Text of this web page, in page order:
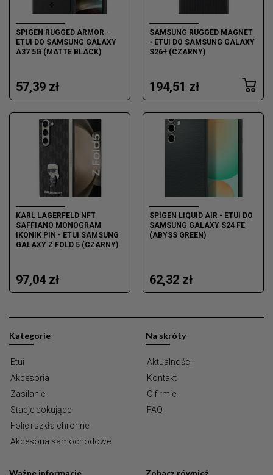
SPIGEN RUGGED ARMOR -
ETUI DO SAMSUNG GALAXY
A37 5G (MATTE BLACK)
57,39 zł
SAMSUNG RUGGED MAGNET
- ETUI DO SAMSUNG GALAXY
S26+ (CZARNY)
194,51 zł
KARL LAGERFELD NFT
SAFFIANO MONOGRAM
IKONIK PIN - ETUI SAMSUNG
GALAXY Z FOLD 5 (CZARNY)
97,04 zł
SPIGEN LIQUID AIR - ETUI DO
SAMSUNG GALAXY S24 FE
(ABYSS GREEN)
62,32 zł
Kategorie
Etui
Akcesoria
Zasilanie
Stacje dokujące
Folie i szkła chronne
Akcesoria samochodowe
Na skróty
Aktualności
Kontakt
O firmie
FAQ
Ważne informacje Zobacz również